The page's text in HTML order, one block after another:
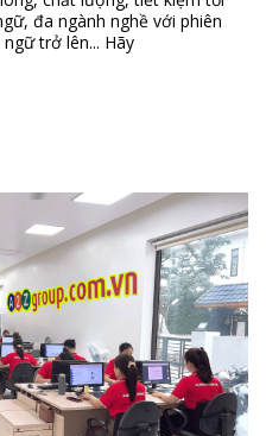
đa ngành nghề với phiên
trở lên... Hãy